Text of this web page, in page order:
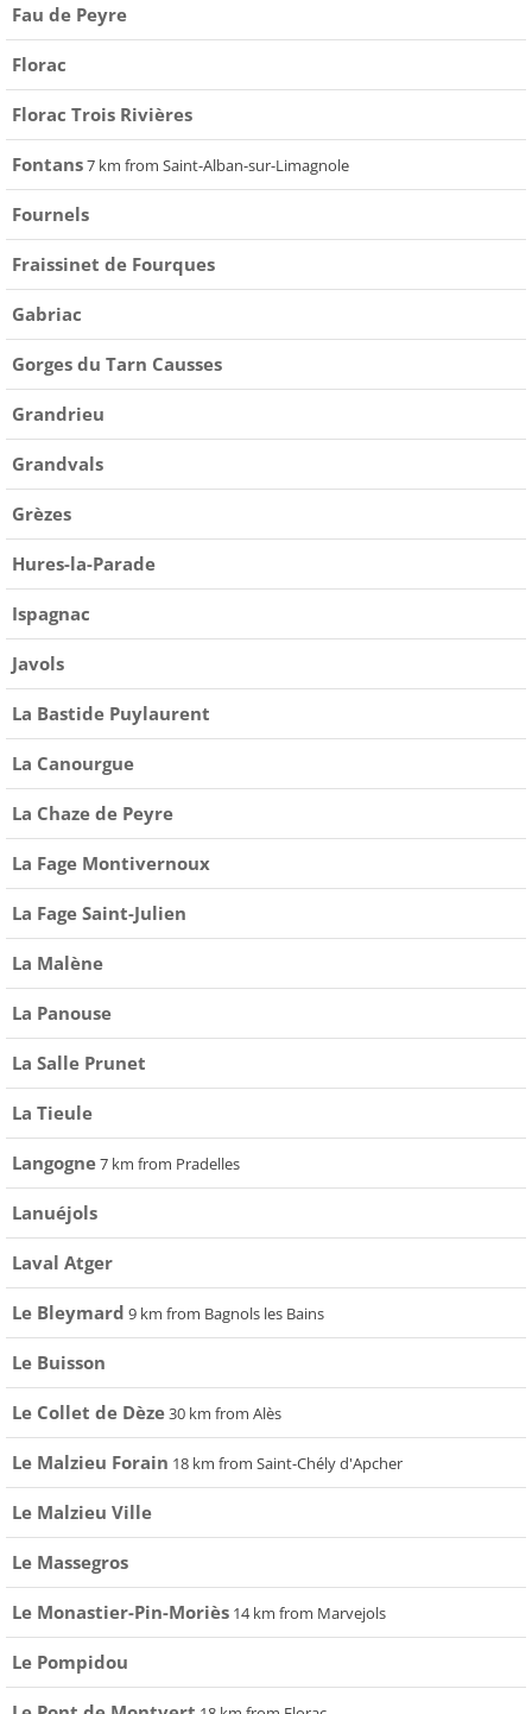
Fau de Peyre
Florac
Florac Trois Rivières
Fontans7 km from Saint-Alban-sur-Limagnole
Fournels
Fraissinet de Fourques
Gabriac
Gorges du Tarn Causses
Grandrieu
Grandvals
Grèzes
Hures-la-Parade
Ispagnac
Javols
La Bastide Puylaurent
La Canourgue
La Chaze de Peyre
La Fage Montivernoux
La Fage Saint-Julien
La Malène
La Panouse
La Salle Prunet
La Tieule
Langogne7 km from Pradelles
Lanuéjols
Laval Atger
Le Bleymard 9 km from Bagnols les Bains
Le Buisson
Le Collet de Dèze30 km from Alès
Le Malzieu Forain 18 km from Saint-Chély d'Apcher
Le Malzieu Ville
Le Massegros
Le Monastier-Pin-Moriès 14 km from Marvejols
Le Pompidou